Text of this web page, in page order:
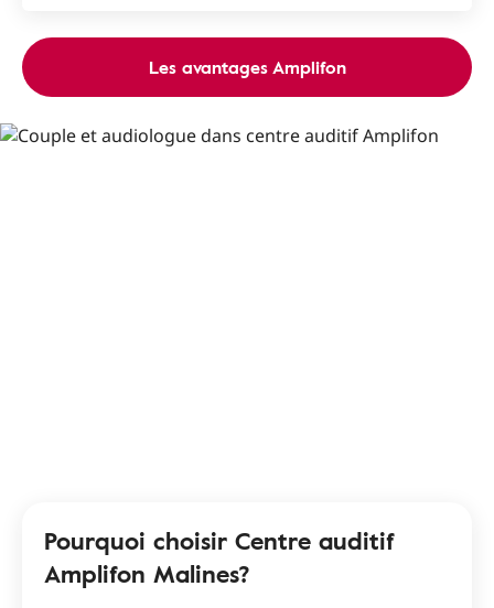
Les avantages Amplifon
Pourquoi choisir Centre auditif
Amplifon Malines?